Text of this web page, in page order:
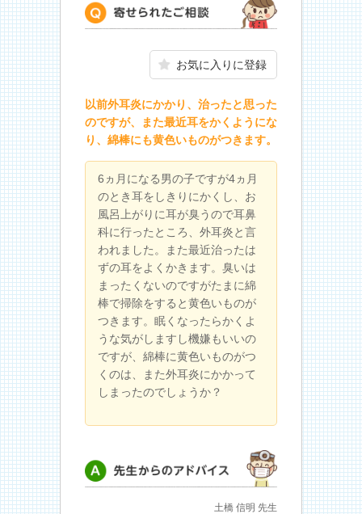
お気に入りに登録
以前外耳炎にかかり、治ったと思った
のですが、また最近耳をかくようにな
り、綿棒にも黄色いものがつきます。
6ヵ月になる男の子ですが4ヵ月
のとき耳をしきりにかくし、お
風呂上がりに耳が臭うので耳鼻
科に行ったところ、外耳炎と言
われました。また最近治ったは
ずの耳をよくかきます。臭いは
まったくないのですがたまに綿
棒で掃除をすると黄色いものが
つきます。眠くなったらかくよ
うな気がしますし機嫌もいいの
ですが、綿棒に黄色いものがつ
くのは、また外耳炎にかかって
しまったのでしょうか？
先生からのアドバイス土橋 信明 先生